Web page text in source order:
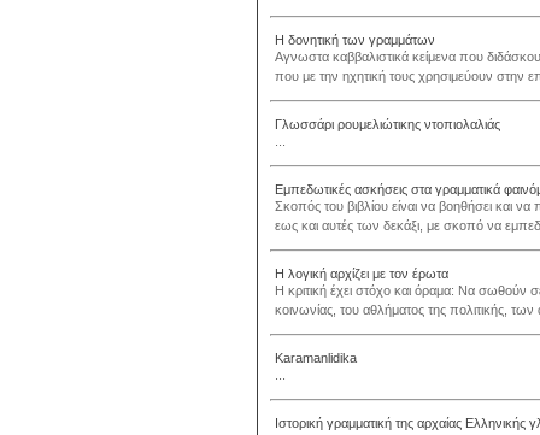
Η δονητική των γραμμάτων
Αγνωστα καββαλιστικά κείμενα που
που με την ηχητική τους χρησιμεύουν στην
Γλωσσάρι ρουμελιώτικης ντοπιολαλιάς
Εμπεδωτικές ασκήσεις στα γραμματικά
Σκοπός του βιβλίου είναι να βοηθήσει και να
εως και αυτές των δεκάξι, με σκοπό να
Η λογική αρχίζει με τον έρωτα
Η κριτική έχει στόχο και όραμα: Να σωθούν
κοινωνίας, του αθλήματος της πολιτικής,
Karamanlidika
Ιστορική γραμματική της αρχαίας